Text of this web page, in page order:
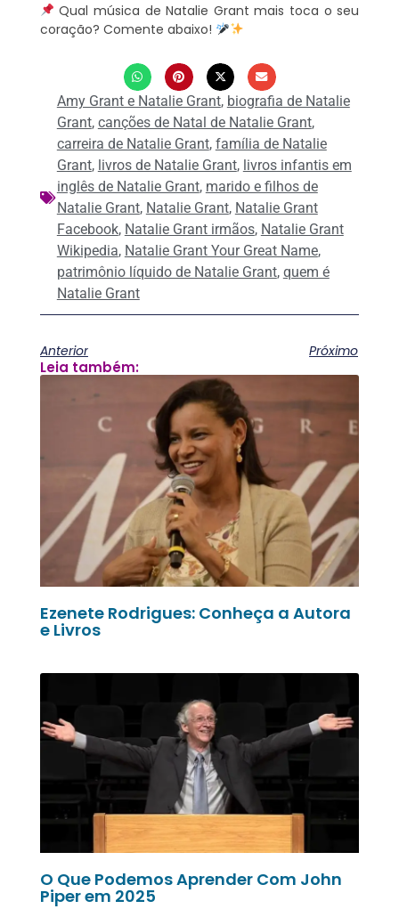
Qual música de Natalie Grant mais toca o seu
coração? Comente abaixo!
Amy Grant e Natalie Grant, biografia de Natalie
Grant, canções de Natal de Natalie Grant,
carreira de Natalie Grant, família de Natalie
Grant, livros de Natalie Grant, livros infantis em
inglês de Natalie Grant, marido e filhos de
Natalie Grant, Natalie Grant, Natalie Grant
Facebook, Natalie Grant irmãos, Natalie Grant
Wikipedia, Natalie Grant Your Great Name,
patrimônio líquido de Natalie Grant, quem é
Natalie Grant
Anterior Próximo
Leia também:
Ezenete Rodrigues: Conheça a Autora
e Livros
O Que Podemos Aprender Com John
Piper em 2025